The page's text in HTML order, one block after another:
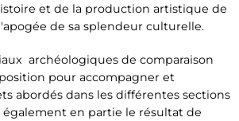
et de la production artistique de
de sa splendeur culturelle.
archéologiques de comparaison
pour accompagner et
abordés dans les différentes sections
en partie le résultat de